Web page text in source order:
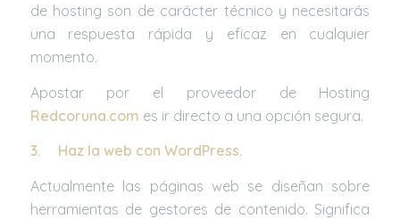
de hosting son de carácter técnico y necesitarás
una respuesta rápida y eficaz en cualquier
momento.
Apostar por el proveedor de Hosting
Redcoruna.com es ir directo a una opción segura.
3. Haz la web con WordPress.
Actualmente las páginas web se diseñan sobre
herramientas de gestores de contenido. Significa